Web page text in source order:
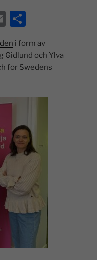
E
ai
l
a
i form av
Gidlund och Ylva
for Swedens